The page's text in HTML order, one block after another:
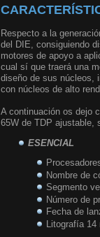
Respecto a la
del DIE, consiguiendo
motores de apoyo a
cual sí que traerá una
diseño de sus núcleos,
con núcleos de alto
A continuación os dejo
65W de TDP ajustable,
ESENCIAL
Nombre de
Segmento
Número de
Fecha de
Litografía 14